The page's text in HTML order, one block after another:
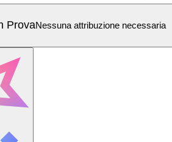
ProvaNessuna attribuzione necessaria